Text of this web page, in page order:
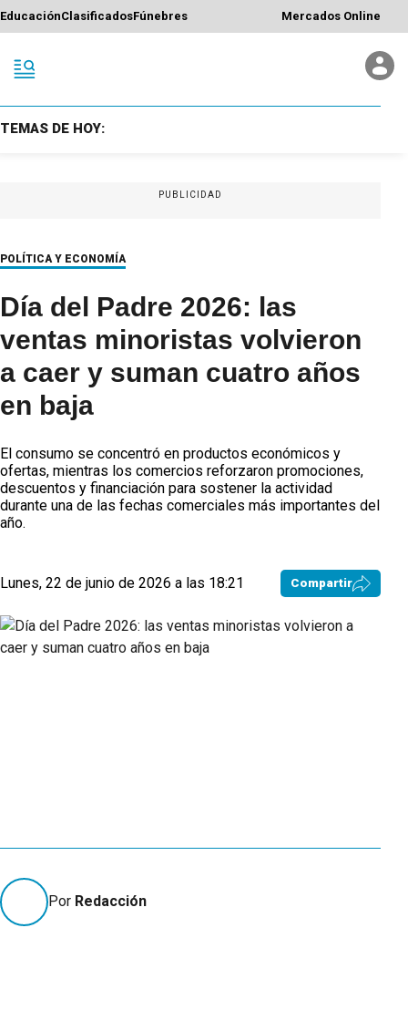
EducaciónClasificadosFúnebres Mercados Online
TEMAS DE HOY:
PUBLICIDAD
POLÍTICA Y ECONOMÍA
Día del Padre 2026: las
ventas minoristas volvieron
a caer y suman cuatro años
en baja
El consumo se concentró en productos económicos y
ofertas, mientras los comercios reforzaron promociones,
descuentos y financiación para sostener la actividad
durante una de las fechas comerciales más importantes del
año.
Lunes, 22 de junio de 2026 a las 18:21 Compartir
Por Redacción